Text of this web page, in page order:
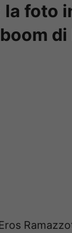
foto
di